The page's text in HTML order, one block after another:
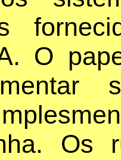
O
Os